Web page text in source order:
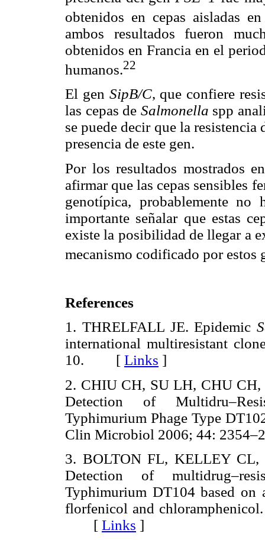
obtenidos en cepas aisladas
ambos resultados fueron
obtenidos en Francia en el
humanos.22
El gen SipB/C, que confiere
las cepas de Salmonella spp
se puede decir que la resistencia
presencia de este gen.
Por los resultados mostrados
afirmar que las cepas sensibles
genotípica, probablemente no
importante señalar que estas
existe la posibilidad de llegar a
mecanismo codificado por estos
References
1. THRELFALL JE. Epidemic
international multiresistant
10. [ Links ]
2. CHIU CH, SU LH, CHU
Detection of
Typhimurium Phage Type
Clin Microbiol 2006; 44:
3. BOLTON FL, KELLEY CL,
Detection of
Typhimurium DT104 based on
florfenicol and
[ Links ]